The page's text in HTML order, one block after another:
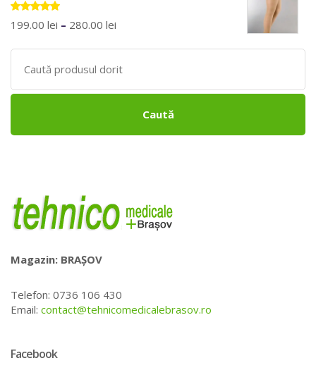
Evaluat la
5.00stele
199.00 lei – 280.00 lei
Search
for:
Caută
Magazin: BRAȘOV
Telefon: 0736 106 430
Email: contact@tehnicomedicalebrasov.ro
Facebook